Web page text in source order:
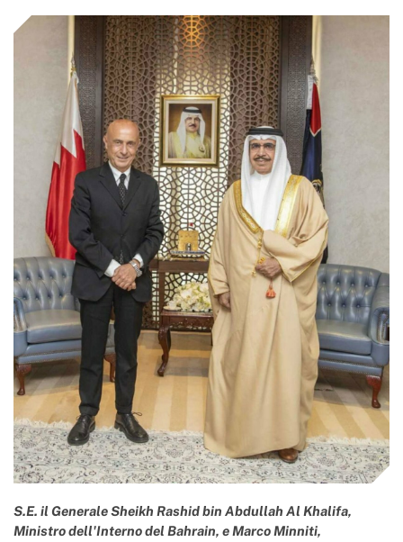
S.E. il Generale Sheikh Rashid bin Abdullah Al Khalifa,
Ministro dell'Interno del Bahrain, e Marco Minniti,